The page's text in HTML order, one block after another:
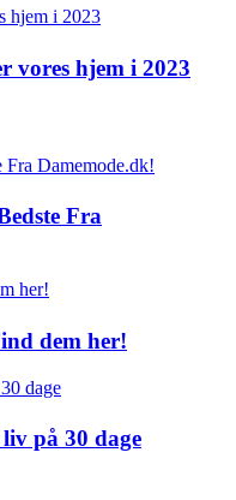
vores hjem i 2023
Fra
dem her!
på 30 dage